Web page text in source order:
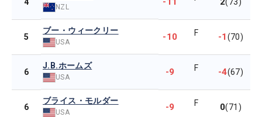
4
NZL
(73)
5
ブー・ウィークリー
USA -10 F -1(70)
6
J.B.ホームズ
USA -9 F -4(67)
6
ブライス・モルダー
USA -9 F 0(71)